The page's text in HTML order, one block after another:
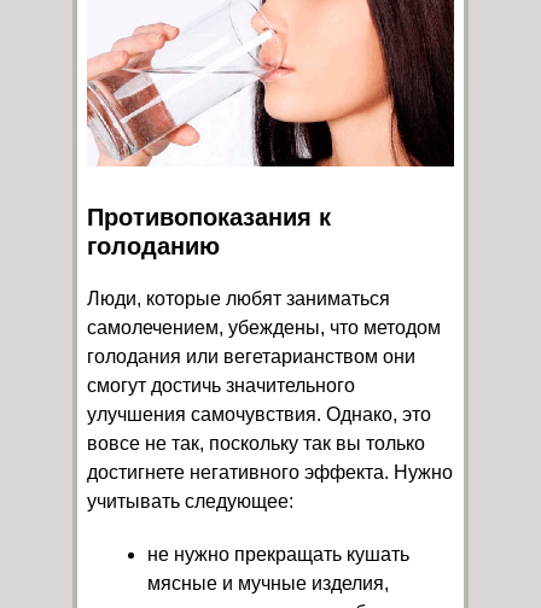
Противопоказания к
голоданию
Люди, которые любят заниматься
самолечением, убеждены, что методом
голодания или вегетарианством они
смогут достичь значительного
улучшения самочувствия. Однако, это
вовсе не так, поскольку так вы только
достигнете негативного эффекта. Нужно
учитывать следующее:
не нужно прекращать кушать
мясные и мучные изделия,